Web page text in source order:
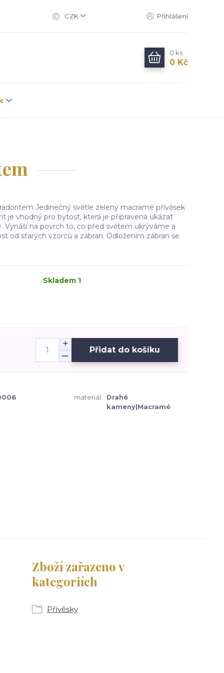
CZK Přihlášení
0 ks
0 Kč
Jedinečný světle zelený macramé přívěsek
je vhodný pro bytost, která je připravená ukázat
Vynáší na povrch to, co před světem ukrýváme a
od starých vzorců a zábran. Odložením zábran se
Skladem 1
Přidat do košíku
materiál:
Drahé
kameny|Macramé
Zboží zařazeno v
kategoriích
Přívěsky